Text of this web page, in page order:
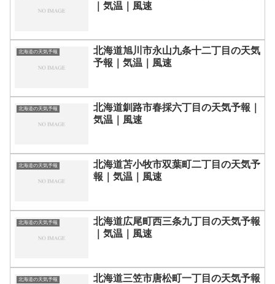
｜気温｜風速
北海道の天気予報
北海道旭川市永山九条十二丁目の天気
予報｜気温｜風速
北海道の天気予報
北海道釧路市春採六丁目の天気予報｜
気温｜風速
北海道の天気予報
北海道苫小牧市双葉町二丁目の天気予
報｜気温｜風速
北海道の天気予報
北海道広尾町西三条九丁目の天気予報
｜気温｜風速
北海道の天気予報
北海道三笠市唐松町一丁目の天気予報